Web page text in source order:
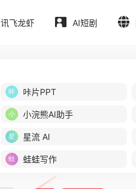
讯飞龙虾 AI短剧
咔片PPT
小浣熊AI助手
星流 AI
蛙蛙写作